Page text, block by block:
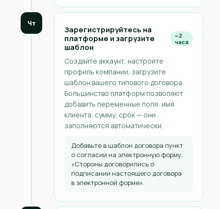
Чт
Зарегистрируйтесь на
платформе и загрузите
шаблон
~2
часа
Создайте аккаунт, настройте
профиль компании, загрузите
шаблон вашего типового договора.
Большинство платформ позволяют
добавить переменные поля: имя
клиента, сумму, срок — они
заполняются автоматически.
Добавьте в шаблон договора пункт
о согласии на электронную форму:
«Стороны договорились о
подписании настоящего договора
в электронной форме».